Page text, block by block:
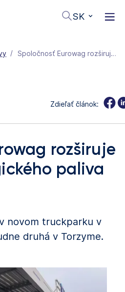
SK
Spoločnosť Eurowag rozširuje ponuku ekologického paliva HVO v Poľsku
Zdieľať článok:
rozširuje
paliva
novom truckparku v
druhá v Torzyme.